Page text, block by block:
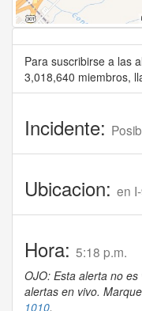
Para suscribirse a las
3,018,640 miembros,
Incidente:
Ubicacion: en
Hora: 5:18 p.m.
OJO: Esta alerta no
alertas en vivo.
1010.